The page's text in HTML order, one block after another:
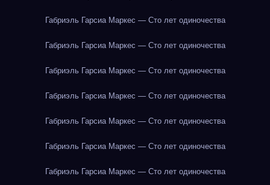
Габриэль Гарсиа Маркес — Сто лет одиночества
Габриэль Гарсиа Маркес — Сто лет одиночества
Габриэль Гарсиа Маркес — Сто лет одиночества
Габриэль Гарсиа Маркес — Сто лет одиночества
Габриэль Гарсиа Маркес — Сто лет одиночества
Габриэль Гарсиа Маркес — Сто лет одиночества
Габриэль Гарсиа Маркес — Сто лет одиночества